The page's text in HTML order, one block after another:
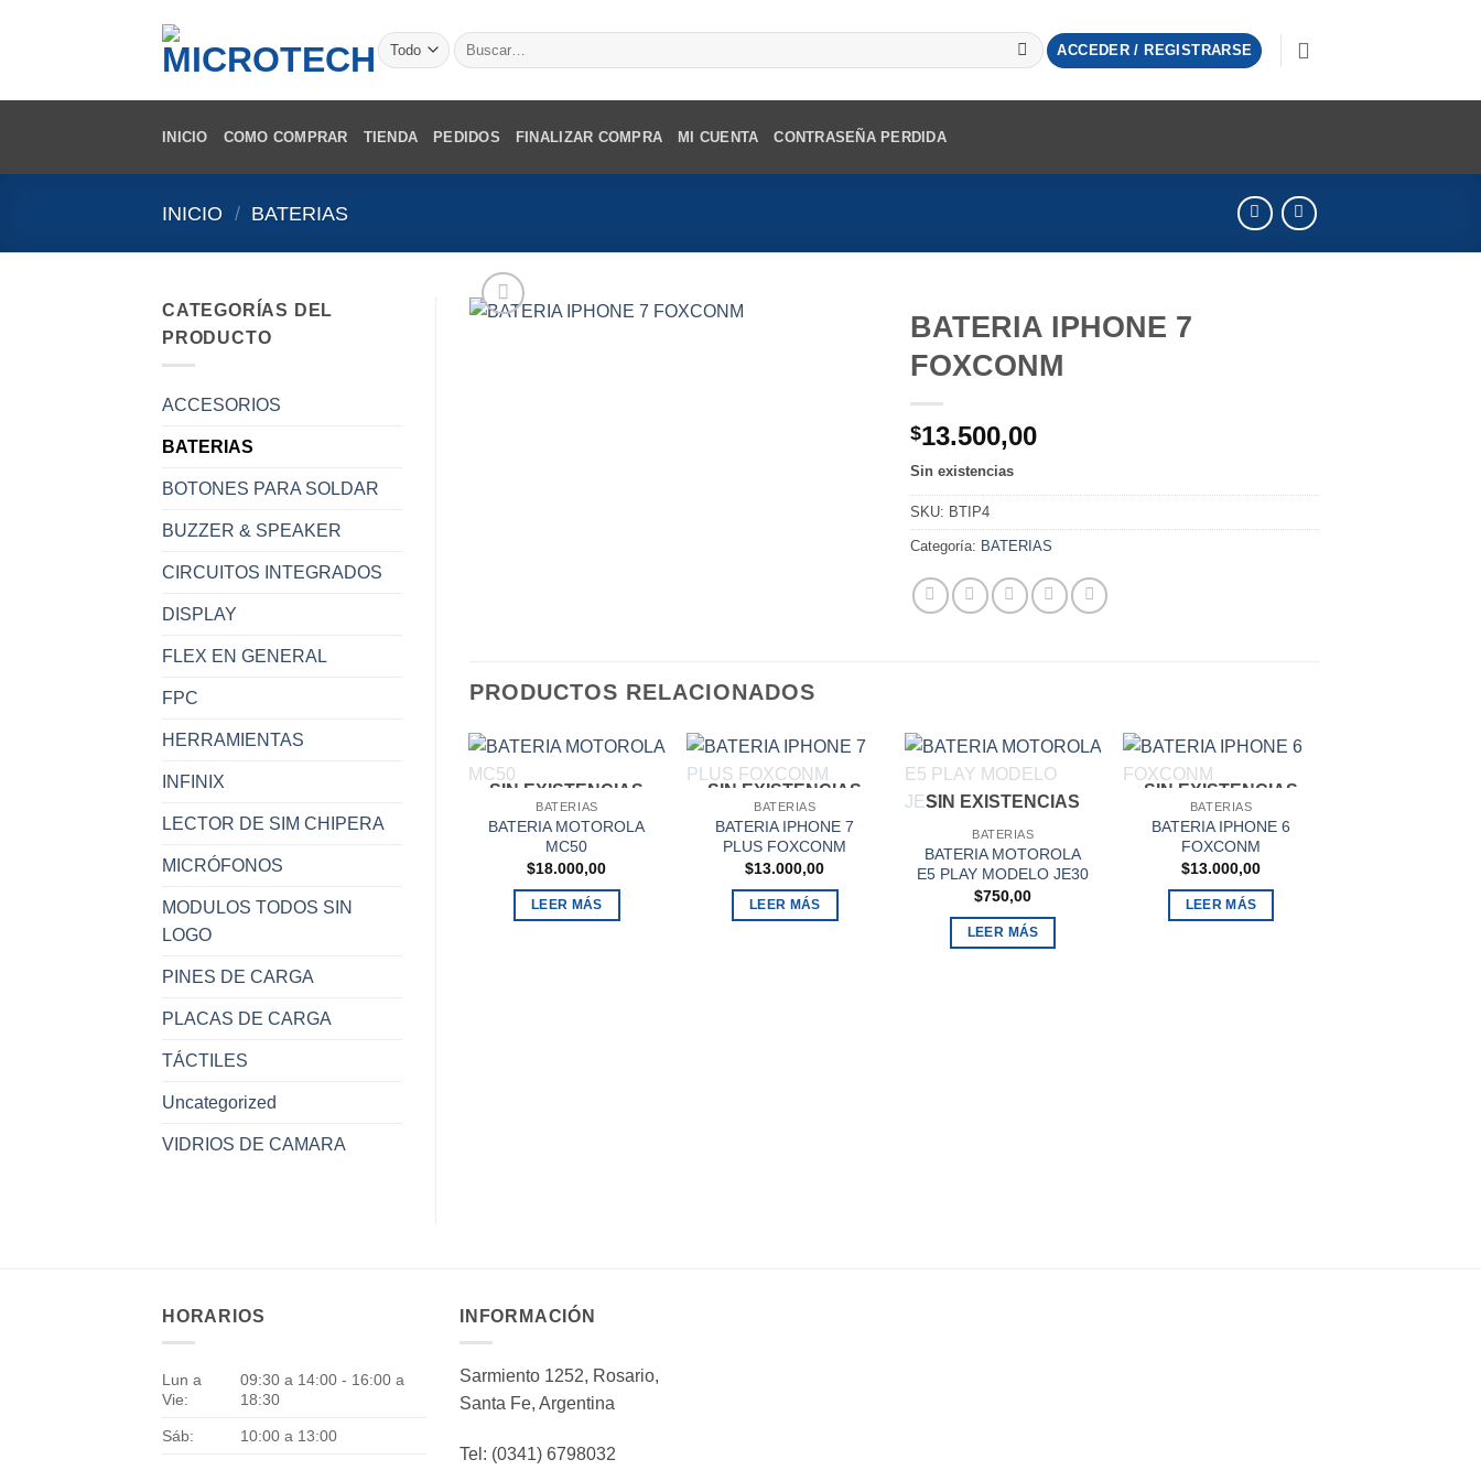
Buscar
por:
ACCEDER / REGISTRARSE
INICIO COMO COMPRAR TIENDA PEDIDOS FINALIZAR COMPRA MI CUENTA CONTRASEÑA PERDIDA
INICIO / BATERIAS
CATEGORÍAS DEL
PRODUCTO
ACCESORIOS
BATERIAS
BOTONES PARA SOLDAR
BUZZER & SPEAKER
CIRCUITOS INTEGRADOS
DISPLAY
FLEX EN GENERAL
FPC
HERRAMIENTAS
INFINIX
LECTOR DE SIM CHIPERA
MICRÓFONOS
MODULOS TODOS SIN
LOGO
PINES DE CARGA
PLACAS DE CARGA
TÁCTILES
Uncategorized
VIDRIOS DE CAMARA
BATERIA IPHONE 7
FOXCONM
$13.500,00
Sin existencias
SKU: BTIP4
Categoría: BATERIAS
PRODUCTOS RELACIONADOS
SIN EXISTENCIAS
BATERIAS
BATERIA MOTOROLA
MC50
$18.000,00
LEER MÁS
SIN EXISTENCIAS
BATERIAS
BATERIA IPHONE 7
PLUS FOXCONM
$13.000,00
LEER MÁS
SIN EXISTENCIAS
BATERIAS
BATERIA MOTOROLA
E5 PLAY MODELO JE30
$750,00
LEER MÁS
SIN EXISTENCIAS
BATERIAS
BATERIA IPHONE 6
FOXCONM
$13.000,00
LEER MÁS
HORARIOS
Lun a
Vie:
09:30 a 14:00 - 16:00 a
18:30
Sáb: 10:00 a 13:00
INFORMACIÓN
Sarmiento 1252, Rosario,
Santa Fe, Argentina
Tel: (0341) 6798032